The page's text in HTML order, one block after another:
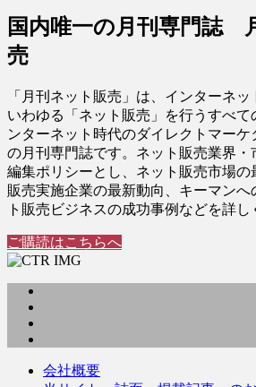
国内唯一の月刊専門誌
売
「月刊ネット販売」は、インターネッ
いわゆる「ネット販売」を行うすべて
ンターネット時代のダイレクトマー
の月刊専門誌です。ネット販売業界・
編集ポリシーとし、ネット販売市場の
販売実施企業の最新動向、キーマンへ
ト販売ビジネスの成功事例などを詳し
ご購読はこちらへ
会社概要